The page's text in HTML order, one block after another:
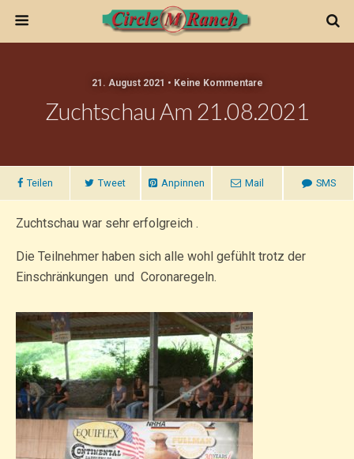
21. August 2021 • Keine Kommentare
Zuchtschau Am 21.08.2021
Teilen Tweet Anpinnen Mail SMS
Zuchtschau war sehr erfolgreich .
Die Teilnehmer haben sich alle wohl gefühlt trotz der
Einschränkungen und Coronaregeln.